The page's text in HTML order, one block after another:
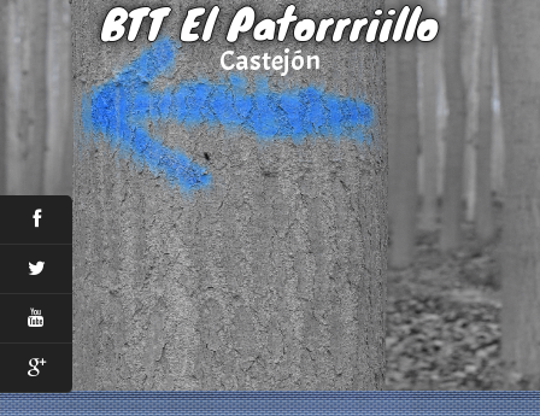
BTT El Patorrriillo
Castejón